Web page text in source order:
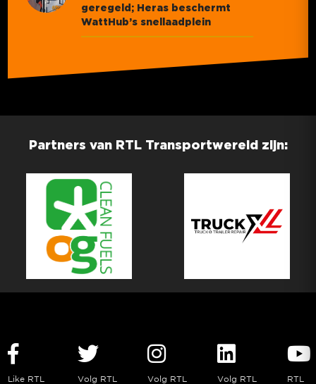
geregeld; Heras beschermt
WattHub’s snellaadplein
Partners van RTL Transportwereld zijn:
Like RTL
Volg RTL
Volg RTL
Volg RTL
RTL